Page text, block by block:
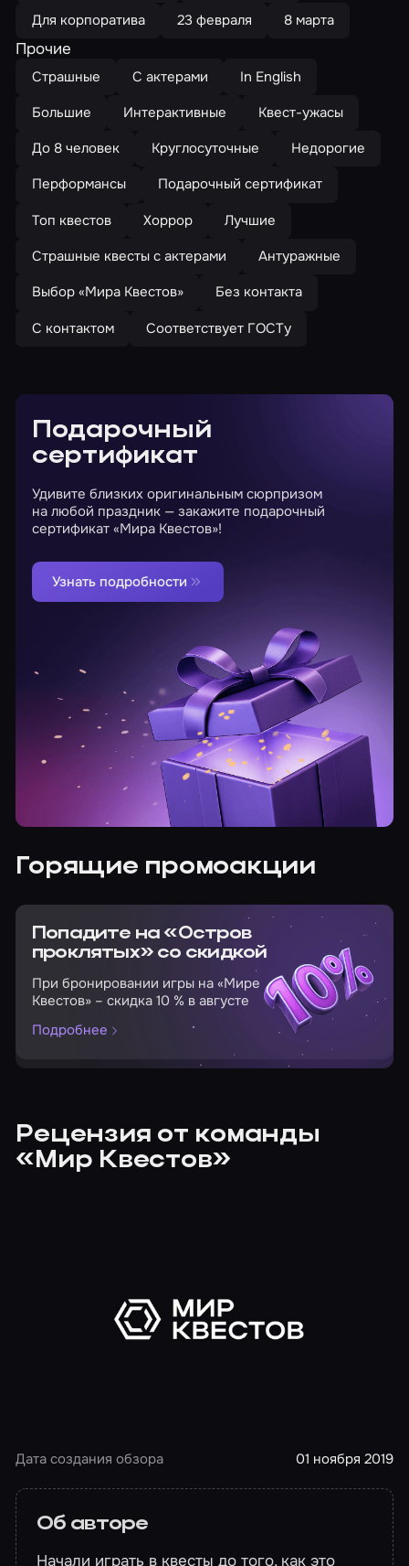
Для корпоратива
23 февраля 8 марта
Прочие
Страшные С актерами
In English
Большие
Интерактивные
Квест-ужасы
До 8 человек
Круглосуточные
Недорогие
Перформансы
Подарочный сертификат
Топ квестов
Хоррор
Лучшие
Страшные квесты с актерами
Антуражные
Выбор «Мира Квестов»
Без контакта
С контактом
Соответствует ГОСТу
Подарочный
сертификат
Удивите близких оригинальным сюрпризом
на любой праздник — закажите подарочный
сертификат «Мира Квестов»!
Узнать подробности
Горящие промоакции
Попадите на «Остров
проклятых» со скидкой
При бронировании игры на «Мире
Квестов» – скидка 10 % в августе
Подробнее
Рецензия от команды
«Мир Квестов»
Дата создания обзора 01 ноября 2019
Об авторе
Начали играть в квесты до того, как это